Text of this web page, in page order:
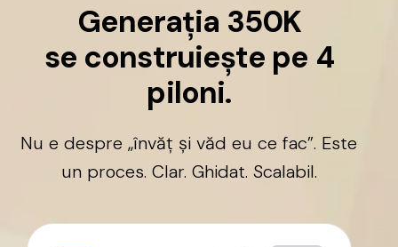
Generația 350K
se construiește pe 4
piloni.
Nu e despre „învăț și văd eu ce fac”. Este
un proces. Clar. Ghidat. Scalabil.